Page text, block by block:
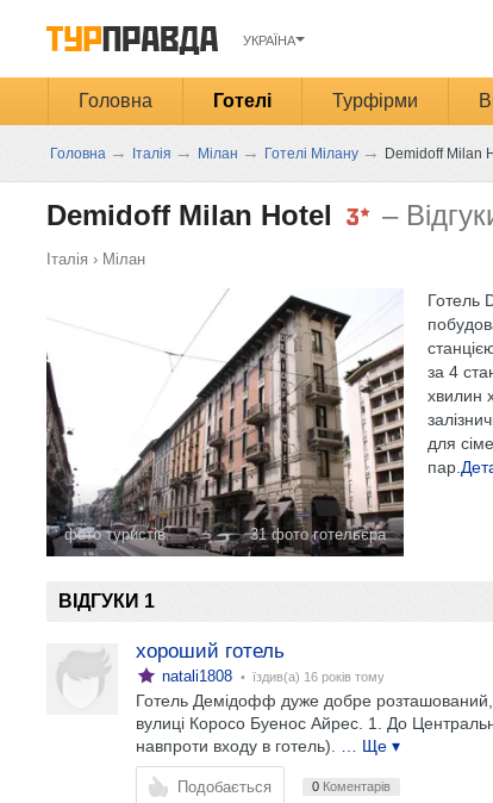
УКРАЇНА
Головна Готелі Турфірми
Головна → Італія → Мілан → Готелі Мілану → Demidoff Milan
Demidoff Milan Hotel –
Італія › Мілан
фото туристів 31 фото готельєра
Готель
за 4
хвилин
для
пар.
ВІДГУКИ 1
хороший готель
natali1808 • їздив(а) 16 років тому
Готель Демідофф дуже добре розташований,
вулиці Коросо Буенос Айрес. 1. До
навпроти входу в готель).
… Ще ▾
Подобається 0Коментарів